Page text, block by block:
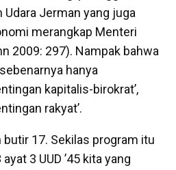
Udara Jerman yang juga
merangkap Menteri
2009: 297). Nampak bahwa
hanya
kapitalis-birokrat’,
rakyat’.
butir 17. Sekilas program itu
3 UUD ’45 kita yang